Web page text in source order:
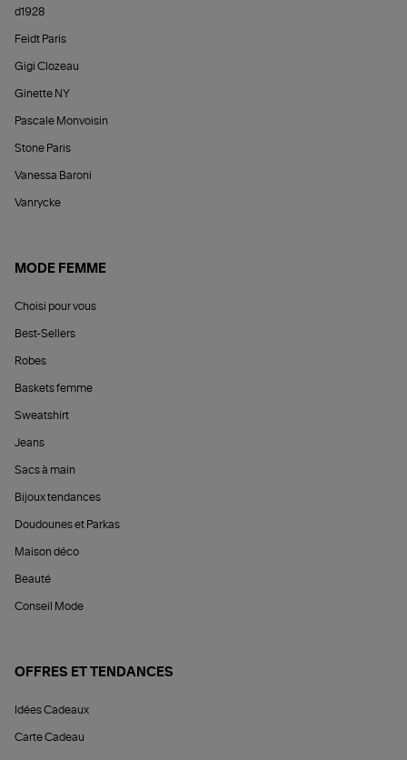
d1928
Feidt Paris
Gigi Clozeau
Ginette NY
Pascale Monvoisin
Stone Paris
Vanessa Baroni
Vanrycke
MODE FEMME
Choisi pour vous
Best-Sellers
Robes
Baskets femme
Sweatshirt
Jeans
Sacs à main
Bijoux tendances
Doudounes et Parkas
Maison déco
Beauté
Conseil Mode
OFFRES ET TENDANCES
Idées Cadeaux
Carte Cadeau